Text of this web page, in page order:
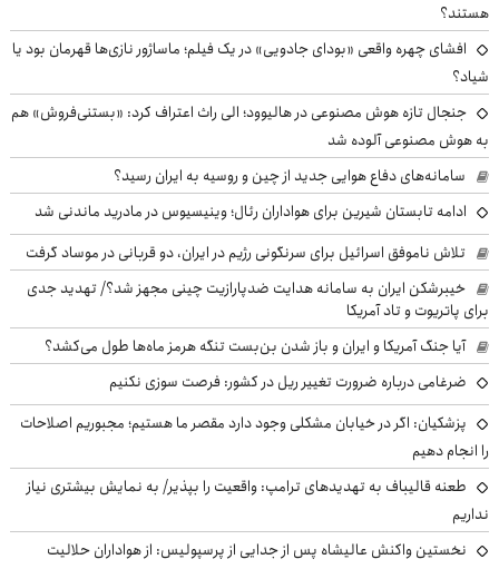
هستند؟
افشای چهره واقعی «بودای جادویی» در یک فیلم؛ ماساژور نازی‌ها قهرمان بود یا
شیاد؟
جنجال تازه هوش مصنوعی در هالیوود؛ الی راث اعتراف کرد: «بستنی‌فروش» هم
به هوش مصنوعی آلوده شد
سامانه‌های دفاع هوایی جدید از چین و روسیه به ایران رسید؟
ادامه تابستان شیرین برای هواداران رئال؛ وینیسیوس در مادرید ماندنی شد
تلاش ناموفق اسرائیل برای سرنگونی رژیم در ایران، دو قربانی در موساد گرفت
خیبرشکن ایران به سامانه هدایت ضدپارازیت چینی مجهز شد؟/ تهدید جدی
برای پاتریوت و تاد آمریکا
آیا جنگ آمریکا و ایران و باز شدن بن‌بست تنگه هرمز ماه‌ها طول می‌کشد؟
ضرغامی درباره ضرورت تغییر ریل در کشور: فرصت سوزی نکنیم
پزشکیان: اگر در خیابان مشکلی وجود دارد مقصر ما هستیم؛ مجبوریم اصلاحات
را انجام دهیم
طعنه قالیباف به تهدیدهای ترامپ: واقعیت را بپذیر/ به نمایش بیشتری نیاز
نداریم
نخستین واکنش عالیشاه پس از جدایی از پرسپولیس: از هواداران حلالیت